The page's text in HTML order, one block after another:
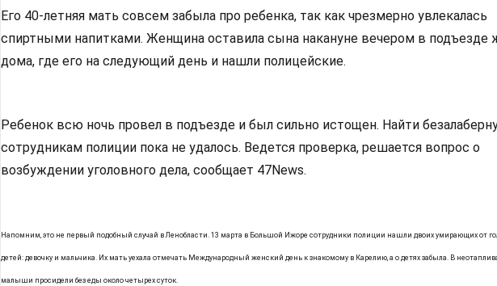
Его 40-летняя мать совсем забыла про ребенка, так как чрезмерно увлекалась
спиртными напитками. Женщина оставила сына накануне вечером в подъезде
дома, где его на следующий день и нашли полицейские.
Ребенок всю ночь провел в подъезде и был сильно истощен. Найти
сотрудникам полиции пока не удалось. Ведется проверка, решается вопрос о
возбуждении уголовного дела, сообщает 47News.
Напомним, это не первый подобный случай в Ленобласти. 13 марта в Большой Ижоре сотрудники полиции нашли двоих умирающих от
детей: девочку и мальчика. Их мать уехала отмечать Международный женский день к знакомому в Карелию, а о детях забыла. В
малыши просидели без еды около четырех суток.